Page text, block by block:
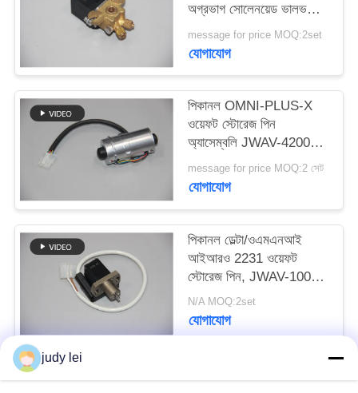
PRIVACY
POLICY
অগ্রভাগ সোলেনয়েড ভালভ
সমাবেশ JWAV-4100
message for price MOQ:2set
যোগাযোগ
পিকানল OMNI-PLUS-X
ওয়েফট স্টোরেজ পিন
অ্যাসেম্বলি JWAV-4200
তাঁতের জন্য
message for price MOQ:2 সেট
যোগাযোগ
পিকানল ডেল্টা/ওএমএনআই
আইআরও 2231 ওয়েফট
স্টোরেজ পিন, JWAV-1000
ওয়েভিং লুমের খুচরা
যন্ত্রাংশ,সোলিনয়েড
N/A MOQ:2set
যোগাযোগ
judy lei